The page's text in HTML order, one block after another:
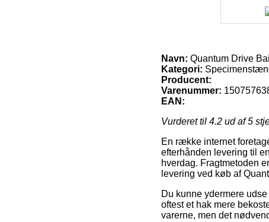
Navn: Quantum Drive
Kategori:
Producent:
Varenummer:
EAN:
Vurderet til 4.2 ud af 5
En række internet
efterhånden levering til
hverdag. Fragtmetoden
levering ved køb af
Du kunne ydermere
oftest et hak mere
varerne, men det